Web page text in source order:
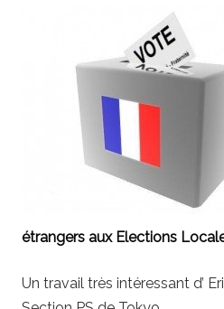
étrangers aux Elections
Un travail très intéressant d’